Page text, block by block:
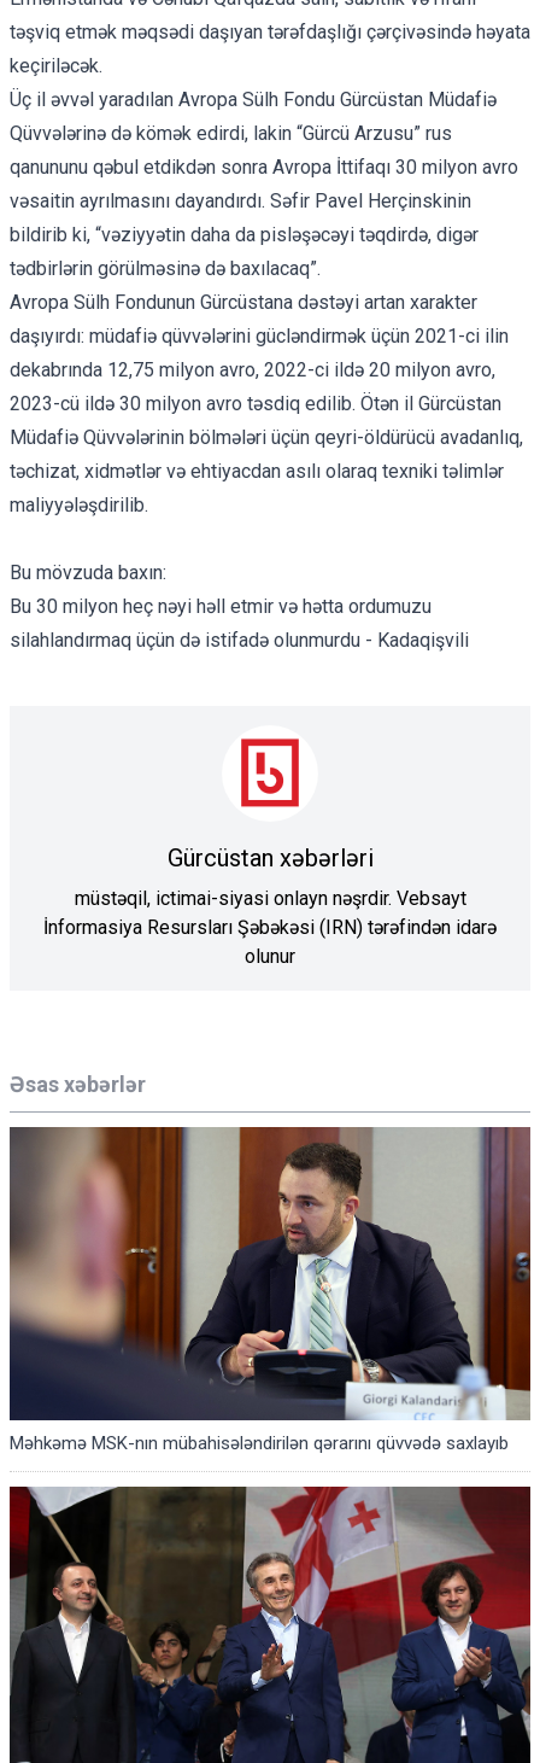
Əsas xəbərlər
Məhkəmə MSK-nın mübahisələndirilən qərarını qüvvədə saxlayıb
təşviq etmək məqsədi daşıyan tərəfdaşlığı çərçivəsində həyata
keçiriləcək.
Üç il əvvəl yaradılan Avropa Sülh Fondu Gürcüstan Müdafiə
Qüvvələrinə də kömək edirdi, lakin “Gürcü Arzusu” rus
qanununu qəbul etdikdən sonra Avropa İttifaqı 30 milyon avro
vəsaitin ayrılmasını dayandırdı. Səfir Pavel Herçinskinin
bildirib ki, “vəziyyətin daha da pisləşəcəyi təqdirdə, digər
tədbirlərin görülməsinə də baxılacaq”.
Avropa Sülh Fondunun Gürcüstana dəstəyi artan xarakter
daşıyırdı: müdafiə qüvvələrini gücləndirmək üçün 2021-ci ilin
dekabrında 12,75 milyon avro, 2022-ci ildə 20 milyon avro,
2023-cü ildə 30 milyon avro təsdiq edilib. Ötən il Gürcüstan
Müdafiə Qüvvələrinin bölmələri üçün qeyri-öldürücü avadanlıq,
təchizat, xidmətlər və ehtiyacdan asılı olaraq texniki təlimlər
maliyyələşdirilib.
Bu mövzuda baxın:
Bu 30 milyon heç nəyi həll etmir və hətta ordumuzu
silahlandırmaq üçün də istifadə olunmurdu - Kadaqişvili
Gürcüstan xəbərləri
müstəqil, ictimai-siyasi onlayn nəşrdir. Vebsayt
İnformasiya Resursları Şəbəkəsi (IRN) tərəfindən idarə
olunur